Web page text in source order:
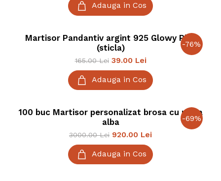
Adauga in Cos
-76%
Martisor Pandantiv argint 925 Glowy Pink
(sticla)
165.00 Lei 39.00 Lei
Adauga in Cos
-69%
100 buc Martisor personalizat brosa cu rama
alba
3000.00 Lei 920.00 Lei
Adauga in Cos